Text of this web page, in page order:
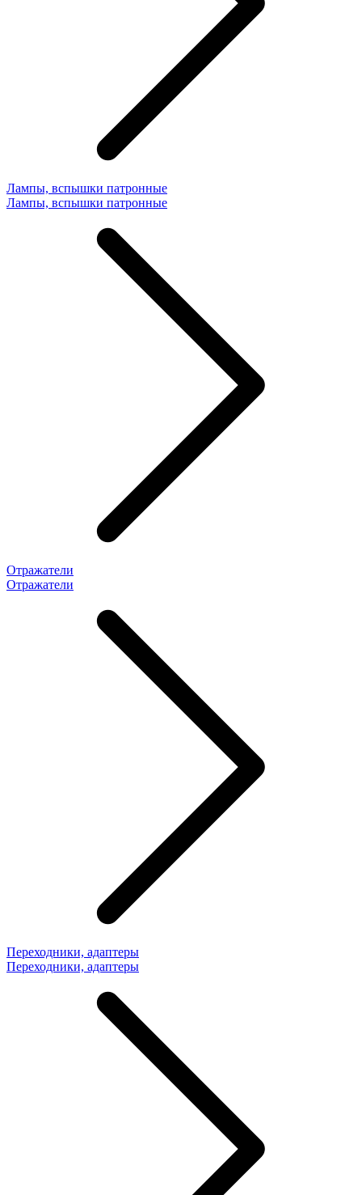
Лампы, вспышки патронные
Лампы, вспышки патронные
Отражатели
Отражатели
Переходники, адаптеры
Переходники, адаптеры